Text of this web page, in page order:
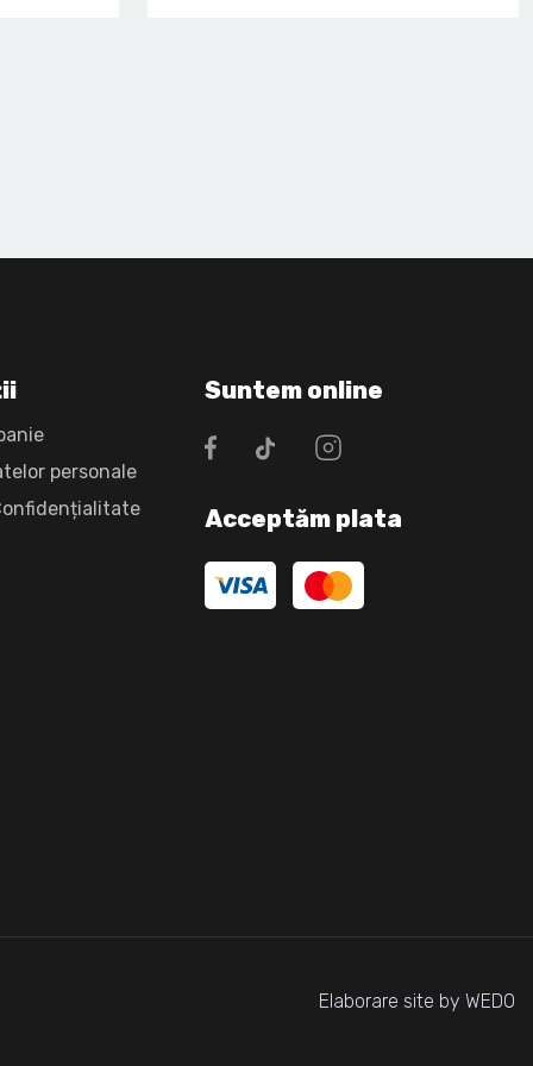
personale
Suntem online
Acceptăm plata
Elaborare site by WEDO